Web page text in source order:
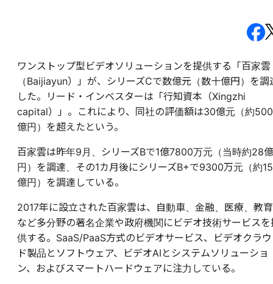
ワンストップ型ビデオソリューションを提供する「百家雲
（Baijiayun）」が、シリーズCで数億元（数十億円）を調
した。リード・インベスターは「行知資本（Xingzhi
capital）」。これにより、同社の評価額は30億元（約500
億円）を超えたという。
百家雲は昨年9月、シリーズBで1億7800万元（当時約28億
円）を調達、その1カ月後にシリーズB+で9300万元（約15
億円）を調達している。
2017年に設立された百家雲は、自動車、金融、医療、教育
など多分野の著名企業や政府機関にビデオ技術サービスを
供する。SaaS/PaaS方式のビデオサービス、ビデオクラウ
ド製品とソフトウェア、ビデオAIとシステムソリューショ
ン、およびスマートハードウェアに注力している。